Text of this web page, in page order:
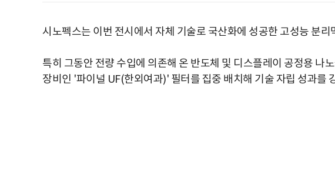
시노펙스는 이번 전시에서 자체 기술로 국산화에 성공한 고성능 분
특히 그동안 전량 수입에 의존해 온 반도체 및 디스플레이 공정용 나
장비인 '파이널 UF(한외여과)' 필터를 집중 배치해 기술 자립 성과를